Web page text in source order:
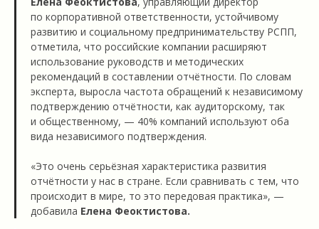
по корпоративной ответственности, устойчивому
развитию и социальному предпринимательству РСПП,
отметила, что российские компании расширяют
использование руководств и методических
рекомендаций в составлении отчётности. По словам
эксперта, выросла частота обращений к независимому
подтверждению отчётности, как аудиторскому, так
и общественному, — 40% компаний используют оба
вида независимого подтверждения.
«Это очень серьёзная характеристика развития
отчётности у нас в стране. Если сравнивать с тем, что
происходит в мире, то это передовая практика», —
добавила Елена Феоктистова.